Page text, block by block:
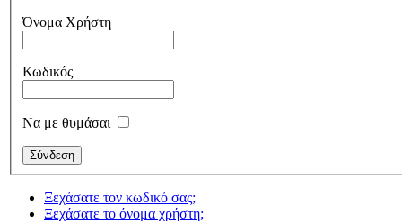
Όνομα Χρήστη
Κωδικός
Να με θυμάσαι
Ξεχάσατε τον κωδικό σας;
Ξεχάσατε το όνομα χρήστη;